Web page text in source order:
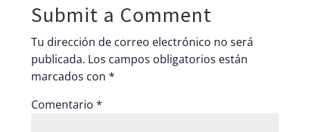
Submit a Comment
Tu dirección de correo electrónico no será
publicada. Los campos obligatorios están
marcados con *
Comentario *